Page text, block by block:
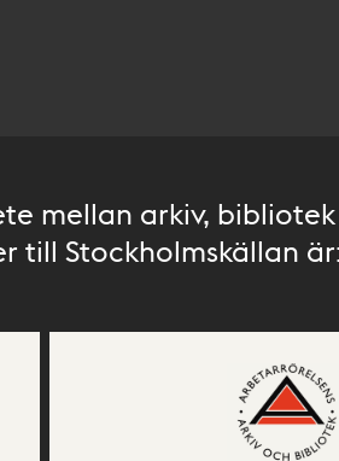
mellan arkiv,
till Stockholmskällan